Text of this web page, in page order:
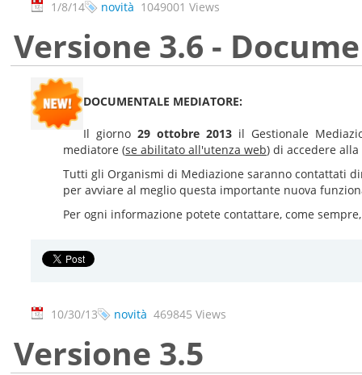
1/8/14 novità 1049001 Views
Versione 3.6 -
DOCUMENTALE MEDIATORE:
Il giorno 29 ottobre 2013 il Gestionale
mediatore (se abilitato all'utenza web) di accedere
Tutti gli Organismi di Mediazione saranno contattati
per avviare al meglio questa importante nuova
Per ogni informazione potete contattare, come
10/30/13 novità 469845 Views
Versione 3.5